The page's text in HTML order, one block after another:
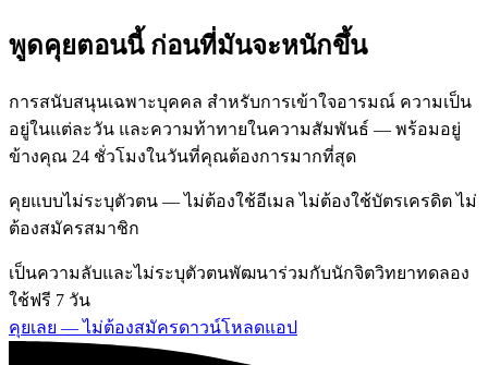
พูดคุยตอนนี้ ก่อนที่มันจะหนักขึ้น
การสนับสนุนเฉพาะบุคคล สำหรับการเข้าใจอารมณ์ ความเป็น
อยู่ในแต่ละวัน และความท้าทายในความสัมพันธ์ — พร้อมอยู่
ข้างคุณ 24 ชั่วโมงในวันที่คุณต้องการมากที่สุด
คุยแบบไม่ระบุตัวตน — ไม่ต้องใช้อีเมล ไม่ต้องใช้บัตรเครดิต ไม่
ต้องสมัครสมาชิก
เป็นความลับและไม่ระบุตัวตนพัฒนาร่วมกับนักจิตวิทยาทดลอง
ใช้ฟรี 7 วัน
คุยเลย — ไม่ต้องสมัครดาวน์โหลดแอป